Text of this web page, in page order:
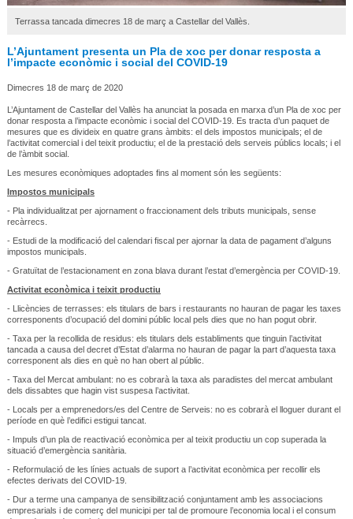
Terrassa tancada dimecres 18 de març a Castellar del Vallès.
L’Ajuntament presenta un Pla de xoc per donar resposta a
l’impacte econòmic i social del COVID-19
Dimecres 18 de març de 2020
L’Ajuntament de Castellar del Vallès ha anunciat la posada en marxa d’un Pla de xoc per
donar resposta a l’impacte econòmic i social del COVID-19. Es tracta d’un paquet de
mesures que es divideix en quatre grans àmbits: el dels impostos municipals; el de
l’activitat comercial i del teixit productiu; el de la prestació dels serveis públics locals; i el
de l’àmbit social.
Les mesures econòmiques adoptades fins al moment són les següents:
Impostos municipals
- Pla individualitzat per ajornament o fraccionament dels tributs municipals, sense
recàrrecs.
- Estudi de la modificació del calendari fiscal per ajornar la data de pagament d’alguns
impostos municipals.
- Gratuïtat de l’estacionament en zona blava durant l’estat d’emergència per COVID-19.
Activitat econòmica i teixit productiu
- Llicències de terrasses: els titulars de bars i restaurants no hauran de pagar les taxes
corresponents d’ocupació del domini públic local pels dies que no han pogut obrir.
- Taxa per la recollida de residus: els titulars dels establiments que tinguin l’activitat
tancada a causa del decret d’Estat d’alarma no hauran de pagar la part d’aquesta taxa
corresponent als dies en què no han obert al públic.
- Taxa del Mercat ambulant: no es cobrarà la taxa als paradistes del mercat ambulant
dels dissabtes que hagin vist suspesa l’activitat.
- Locals per a emprenedors/es del Centre de Serveis: no es cobrarà el lloguer durant el
període en què l’edifici estigui tancat.
- Impuls d’un pla de reactivació econòmica per al teixit productiu un cop superada la
situació d’emergència sanitària.
- Reformulació de les línies actuals de suport a l’activitat econòmica per recollir els
efectes derivats del COVID-19.
- Dur a terme una campanya de sensibilització conjuntament amb les associacions
empresarials i de comerç del municipi per tal de promoure l’economia local i el consum